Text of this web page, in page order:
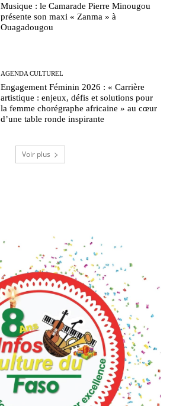
Musique : le Camarade Pierre Minougou
présente son maxi « Zanma » à
Ouagadougou
AGENDA CULTUREL
Engagement Féminin 2026 : « Carrière
artistique : enjeux, défis et solutions pour
la femme chorégraphe africaine » au cœur
d’une table ronde inspirante
Voir plus